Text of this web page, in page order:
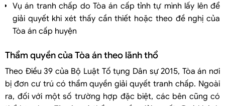
Vụ án tranh chấp do Tòa án cấp tỉnh tự mình lấy lên để
giải quyết khi xét thấy cần thiết hoặc theo đề nghị của
Tòa án cấp huyện
Thẩm quyền của Tòa án theo lãnh thổ
Theo Điều 39 của Bộ Luật Tố tụng Dân sự 2015, Tòa án nơi
bị đơn cư trú có thẩm quyền giải quyết tranh chấp. Ngoài
ra, đối với một số trường hợp đặc biệt, các bên cũng có